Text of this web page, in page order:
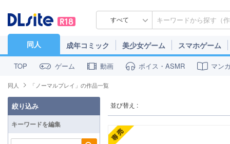
すべて
同人 成年コミック 美少女ゲーム スマホゲーム
TOP ゲーム 動画 ボイス・ASMR マン
同人 「ノーマルプレイ」の作品一覧
並び替え :
絞り込み
キーワードを編集